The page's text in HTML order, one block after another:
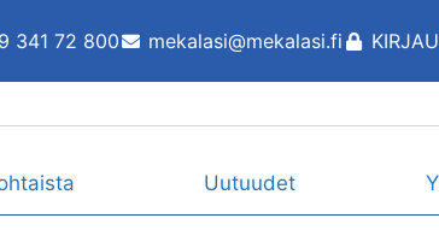
341 72 800 mekalasi@mekalasi.fi
Uutuudet